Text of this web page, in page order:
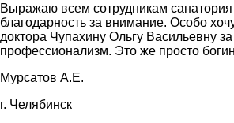
Выражаю всем сотрудникам
благодарность за внимание. Особо
доктора Чупахину Ольгу Васильевну
профессионализм. Это же просто
Мурсатов А.Е.
г. Челябинск